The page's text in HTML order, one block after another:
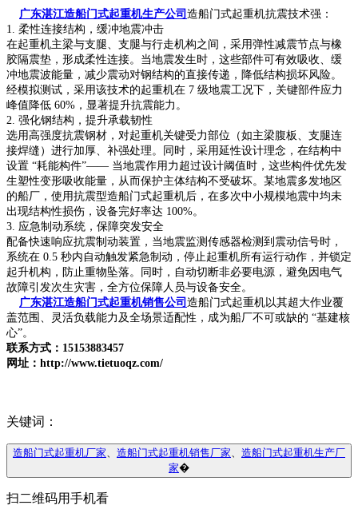
广东湛江造船门式起重机生产公司 造船门式起重机抗震技术强：
1. 柔性连接结构，缓冲地震冲击
在起重机主梁与支腿、支腿与行走机构之间，采用弹性减震节点与橡
胶隔震垫，形成柔性连接。当地震发生时，这些部件可有效吸收、缓
冲地震波能量，减少震动对钢结构的直接传递，降低结构损坏风险。
经模拟测试，采用该技术的起重机在 7 级地震工况下，关键部件应力
峰值降低 60%，显著提升抗震能力。
2. 强化钢结构，提升承载韧性
选用高强度抗震钢材，对起重机关键受力部位（如主梁腹板、支腿连
接焊缝）进行加厚、补强处理。同时，采用延性设计理念，在结构中
设置 “耗能构件”—— 当地震作用力超过设计阈值时，这些构件优先发
生塑性变形吸收能量，从而保护主体结构不受破坏。某地震多发地区
的船厂，使用抗震型造船门式起重机后，在多次中小规模地震中均未
出现结构性损伤，设备完好率达 100%。
3. 应急制动系统，保障突发安全
配备快速响应抗震制动装置，当地震监测传感器检测到震动信号时，
系统在 0.5 秒内自动触发紧急制动，停止起重机所有运行动作，并锁定
起升机构，防止重物坠落。同时，自动切断非必要电源，避免因电气
故障引发次生灾害，全方位保障人员与设备安全。
广东湛江造船门式起重机销售公司 造船门式起重机以其超大作业覆
盖范围、灵活负载能力及全场景适配性，成为船厂不可或缺的 “基建核
心”。
联系方式：15153883457
网址：http://www.tietuoqz.com/
关键词：
造船门式起重机厂家 造船门式起重机销售厂家
造船门式起重机生产厂
家�
扫二维码用手机看